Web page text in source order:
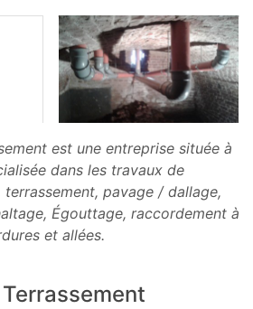
est une entreprise située à
dans les travaux de
pavage / dallage,
Égouttage, raccordement à
et allées.